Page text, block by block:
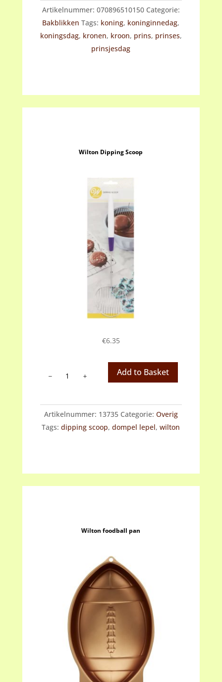
aantal
Artikelnummer: 070896510150 Categorie:
Bakblikken Tags: koning, koninginnedag,
koningsdag, kronen, kroon, prins, prinses,
prinsjesdag
Wilton Dipping Scoop
€6.35
aantal
Add to Basket
Artikelnummer: 13735 Categorie: Overig
Tags: dipping scoop,dompel lepel,wilton
Wilton foodball pan